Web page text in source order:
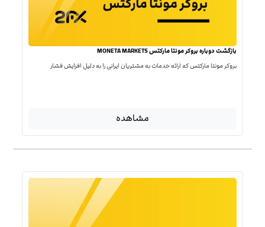
بازگشت دوباره بروکر مونتا مارکتس MONETA MARKETS
بروکر مونتا مارکتس که ارائه خدمات به مشتریان ایرانی را به دلیل افزایش فشار
مشاهده